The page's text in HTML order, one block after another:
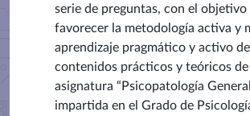
serie de preguntas, con el objetivo
favorecer la metodología activa y
aprendizaje pragmático y activo
contenidos prácticos y teóricos de
asignatura “Psicopatología
impartida en el Grado de